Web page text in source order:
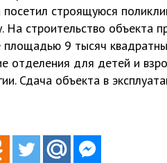
посетил строящуюся
На строительство объекта
площадью 9 тысяч
отделения для детей и
Сдача объекта в